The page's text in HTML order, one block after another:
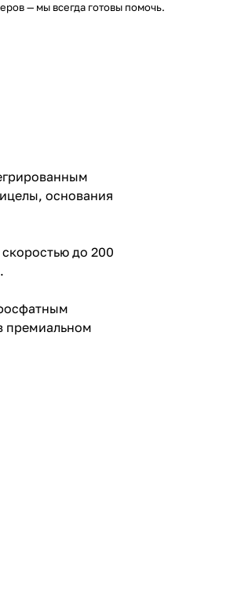
— мы всегда готовы помочь.
основания
до 200
премиальном